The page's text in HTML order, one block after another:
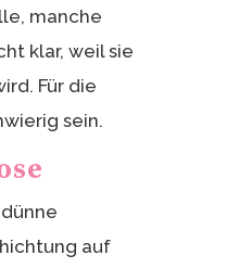
manche
klar, weil sie
Für die
sein.
auf